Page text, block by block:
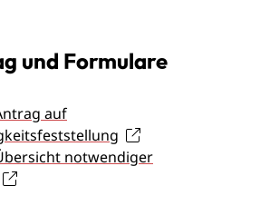
und Formulare
auf
notwendiger